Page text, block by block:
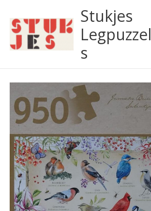
inhoud
Stukjes
Legpuzzel
s